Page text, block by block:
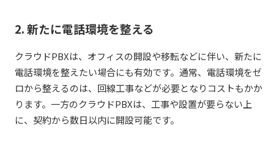
2. 新たに電話環境を整える
クラウドPBXは、オフィスの開設や移転などに伴い、新たに
電話環境を整えたい場合にも有効です。通常、電話環境をゼ
ロから整えるのは、回線工事などが必要となりコストもかか
ります。一方のクラウドPBXは、工事や設置が要らない上
に、契約から数日以内に開設可能です。